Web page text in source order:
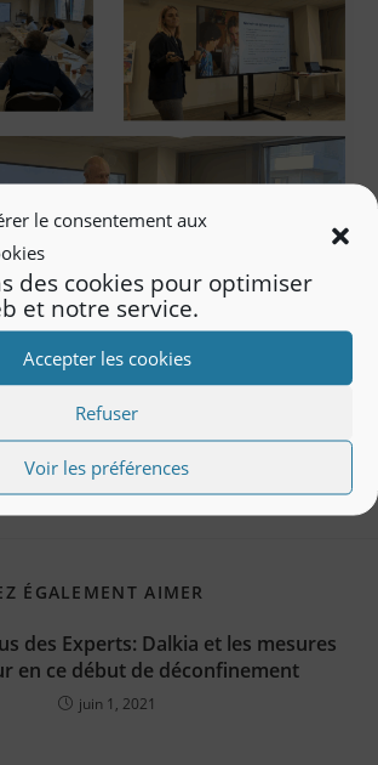
le consentement aux
des cookies pour optimiser
et notre service.
Accepter les cookies
Refuser
Voir les préférences
ÉGALEMENT AIMER
des Experts: Dalkia et les mesures
en ce début de déconfinement
juin 1, 2021